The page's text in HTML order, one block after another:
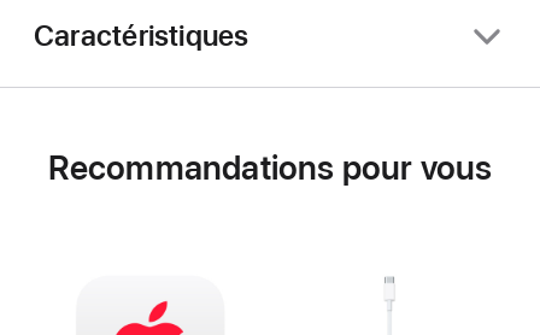
Caractéristiques
Recommandations pour vous